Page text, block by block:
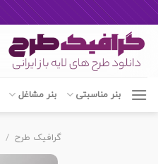
content
بنر مناسبتی بنر مشاغل
گرافیک طرح /